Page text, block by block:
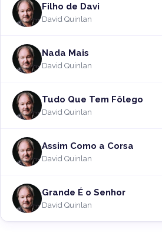
Filho de Davi
David Quinlan
Nada Mais
David Quinlan
Tudo Que Tem Fôlego
David Quinlan
Assim Como a Corsa
David Quinlan
Grande É o Senhor
David Quinlan